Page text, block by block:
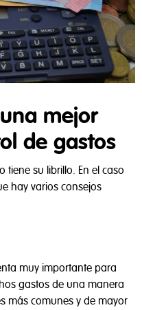
mejor
de gastos
tiene su librillo. En el caso
hay varios consejos
muy importante para
gastos de una manera
más comunes y de mayor